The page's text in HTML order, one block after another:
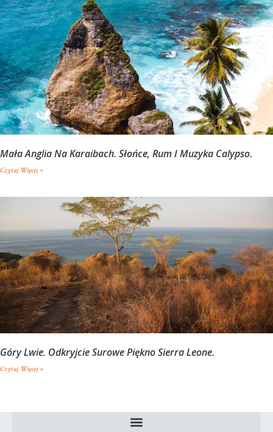
Mała Anglia Na Karaibach. Słońce, Rum I Muzyka Calypso.
Czytaj Więcej »
Góry Lwie. Odkryjcie Surowe Piękno Sierra Leone.
Czytaj Więcej »